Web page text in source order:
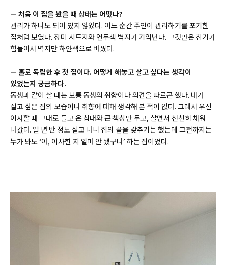
— 처음 이 집을 봤을 때 상태는 어땠나?
관리가 하나도 되어 있지 않았다. 어느 순간 주인이 관리하기를 포기한
집처럼 보였다. 장미 시트지와 연두색 벽지가 기억난다. 그것만은 참기가
힘들어서 벽지만 하얀색으로 바꿨다.
— 홀로 독립한 후 첫 집이다. 어떻게 해놓고 살고 싶다는 생각이
있었는지 궁금하다.
동생과 같이 살 때는 보통 동생의 취향이나 의견을 따르곤 했다. 내가
살고 싶은 집의 모습이나 취향에 대해 생각해 본 적이 없다. 그래서 우선
이사할 때 그대로 들고 온 침대와 큰 책상만 두고, 살면서 천천히 채워
나갔다. 일 년 반 정도 살고 나니 집의 꼴을 갖추기는 했는데 그전까지는
누가 봐도 ‘아, 이사한 지 얼마 안 됐구나’ 하는 집이었다.